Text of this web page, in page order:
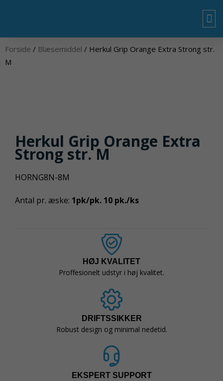
Forside / Blæsemiddel / Herkul Grip Orange Extra Strong str.
M
Herkul Grip Orange Extra
Strong str. M
HORNG8N-8M
Antal pr. æske: 1pk/pk. 10 pk./ks
HØJ KVALITET
Proffesionelt udstyr i høj kvalitet.
DRIFTSSIKKER
Robust design og minimal nedetid.
EKSPERT SUPPORT